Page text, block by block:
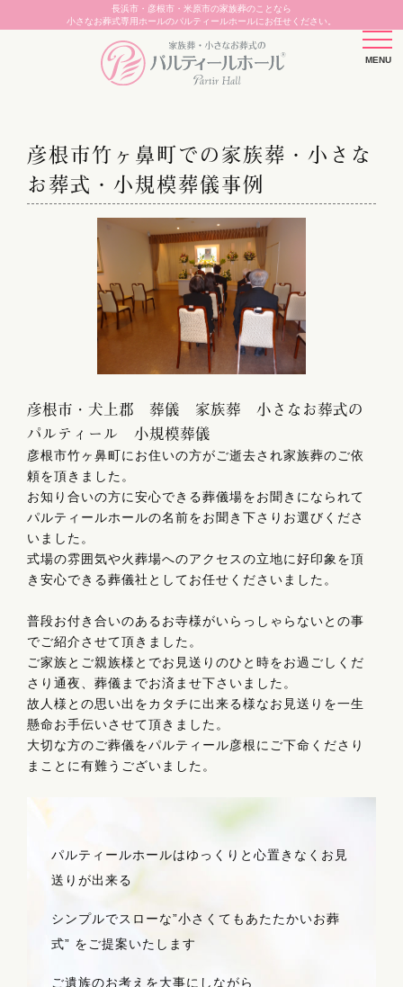
長浜市・彦根市・米原市の家族葬のことなら
小さなお葬式専用ホールのパルティールホールにお任せください。
彦根市竹ヶ鼻町での家族葬・小さな
お葬式・小規模葬儀事例
彦根市・犬上郡 葬儀 家族葬 小さなお葬式の
パルティール 小規模葬儀
彦根市竹ヶ鼻町にお住いの方がご逝去され家族葬のご依
頼を頂きました。
お知り合いの方に安心できる葬儀場をお聞きになられて
パルティールホールの名前をお聞き下さりお選びくださ
いました。
式場の雰囲気や火葬場へのアクセスの立地に好印象を頂
き安心できる葬儀社としてお任せくださいました。
普段お付き合いのあるお寺様がいらっしゃらないとの事
でご紹介させて頂きました。
ご家族とご親族様とでお見送りのひと時をお過ごしくだ
さり通夜、葬儀までお済ませ下さいました。
故人様との思い出をカタチに出来る様なお見送りを一生
懸命お手伝いさせて頂きました。
大切な方のご葬儀をパルティール彦根にご下命くださり
まことに有難うございました。
パルティールホールはゆっくりと心置きなくお見
送りが出来る
シンプルでスローな”小さくてもあたたかいお葬
式” をご提案いたします
ご遺族のお考えを大事にしながら